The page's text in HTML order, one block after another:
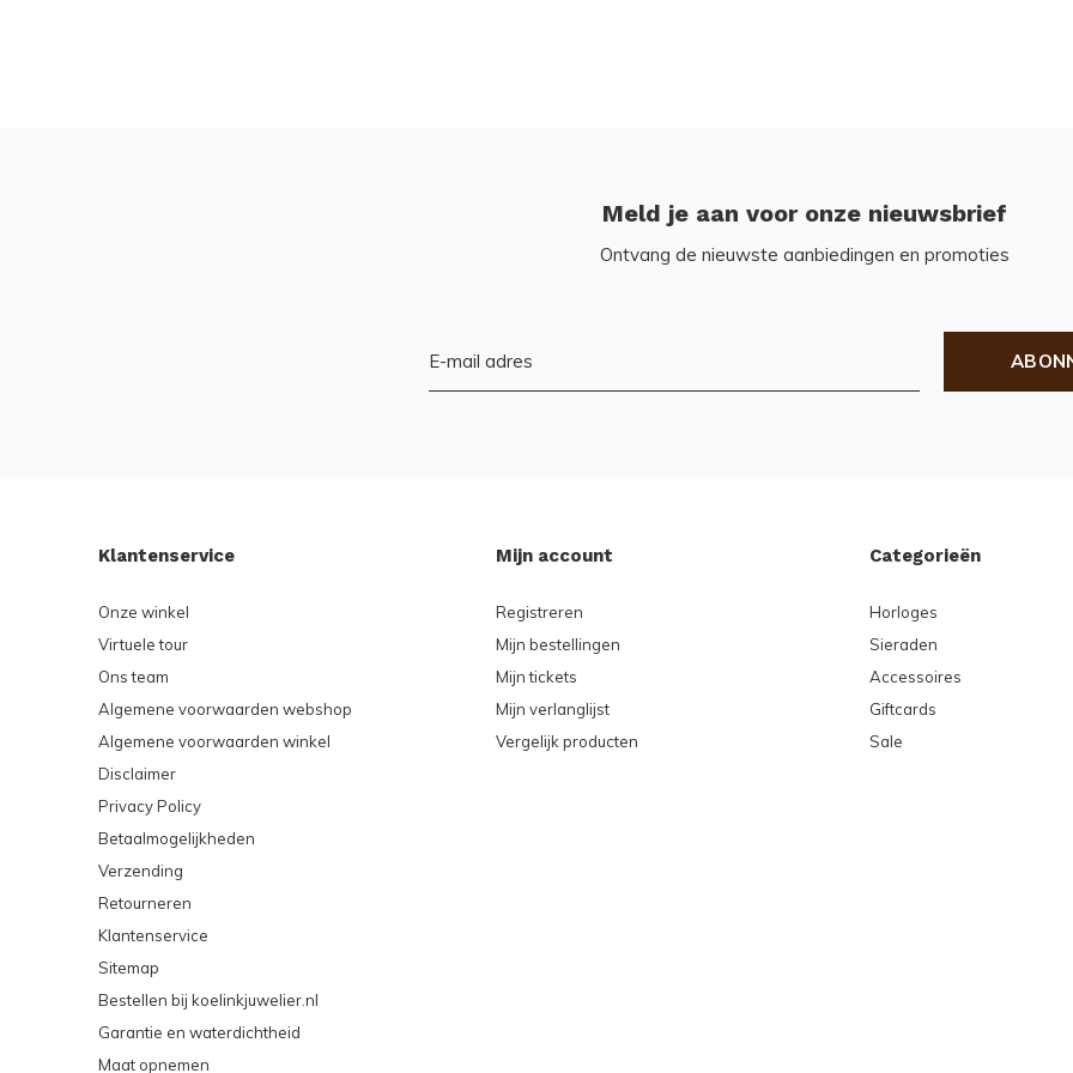
Meld je aan voor onze nieuwsbrief
Ontvang de nieuwste aanbiedingen en promoties
Klantenservice
Onze winkel
Virtuele tour
Ons team
Algemene voorwaarden webshop
Algemene voorwaarden winkel
Disclaimer
Privacy Policy
Betaalmogelijkheden
Verzending
Retourneren
Klantenservice
Sitemap
Bestellen bij koelinkjuwelier.nl
Garantie en waterdichtheid
Maat opnemen
Mijn account
Registreren
Mijn bestellingen
Mijn tickets
Mijn verlanglijst
Vergelijk producten
Categorieën
Horloges
Sieraden
Accessoires
Giftcards
Sale